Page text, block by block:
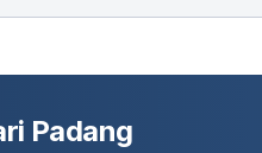
Padang